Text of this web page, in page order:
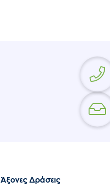
Άξονες Δράσεις